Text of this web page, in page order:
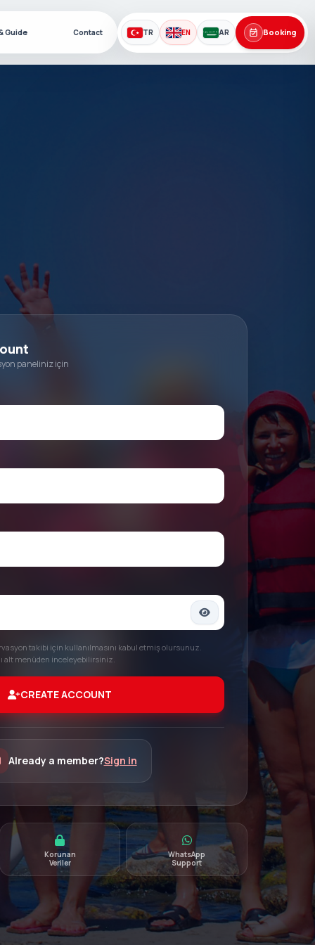
Guide Contact TR EN AR Booking
paneliniz için
takibi için kullanılmasını kabul etmiş olursunuz.
alt menüden inceleyebilirsiniz.
CREATE ACCOUNT
Already a member?Sign in
Korunan
Veriler
WhatsApp
Support